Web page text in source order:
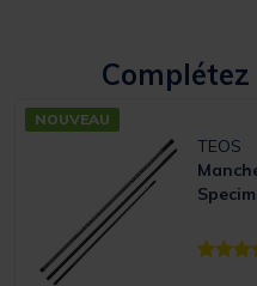
NOUVEAU
TEOS
[object